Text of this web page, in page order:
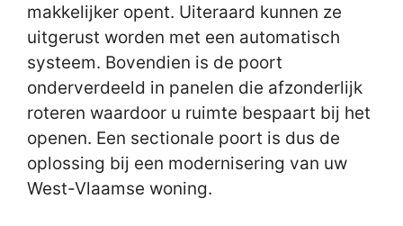
makkelijker opent. Uiteraard kunnen ze
uitgerust worden met een automatisch
systeem. Bovendien is de poort
onderverdeeld in panelen die afzonderlijk
roteren waardoor u ruimte bespaart bij het
openen. Een sectionale poort is dus de
oplossing bij een modernisering van uw
West-Vlaamse woning.